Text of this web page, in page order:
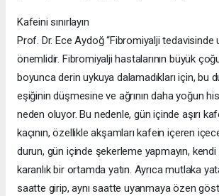
Kafeini sınırlayın
Prof. Dr. Ece Aydoğ “Fibromiyalji tedavisinde
önemlidir. Fibromiyalji hastalarının büyük
boyunca derin uykuya dalamadıkları için, bu
eşiğinin düşmesine ve ağrının daha yoğun
neden oluyor. Bu nedenle, gün içinde aşırı
kaçının, özellikle akşamları kafein içeren
durun, gün içinde şekerleme yapmayın, kendi
karanlık bir ortamda yatın. Ayrıca mutlaka
saatte girip, aynı saatte uyanmaya özen